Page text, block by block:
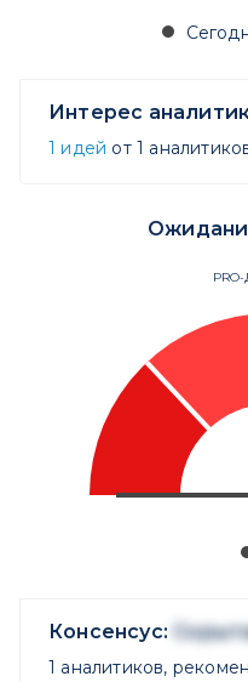
Интерес
1 идей от 1
Консенсус:
1 аналитиков,